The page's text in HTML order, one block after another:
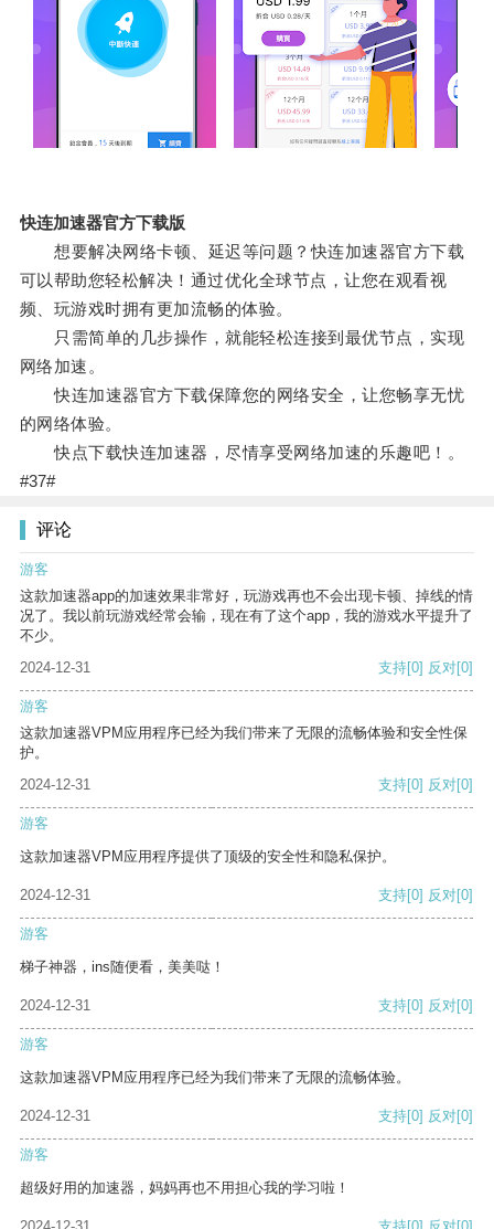
快连加速器官方下载版
想要解决网络卡顿、延迟等问题？快连加速器官方下载
可以帮助您轻松解决！通过优化全球节点，让您在观看视
频、玩游戏时拥有更加流畅的体验。
只需简单的几步操作，就能轻松连接到最优节点，实现
网络加速。
快连加速器官方下载保障您的网络安全，让您畅享无忧
的网络体验。
快点下载快连加速器，尽情享受网络加速的乐趣吧！。
#37#
评论
游客
这款加速器app的加速效果非常好，玩游戏再也不会出现卡顿、掉线的情
况了。我以前玩游戏经常会输，现在有了这个app，我的游戏水平提升了
不少。
2024-12-31
支持[0] 反对[0]
游客
这款加速器VPM应用程序已经为我们带来了无限的流畅体验和安全性保
护。
2024-12-31
支持[0] 反对[0]
游客
这款加速器VPM应用程序提供了顶级的安全性和隐私保护。
2024-12-31 支持[0] 反对[0]
游客
梯子神器，ins随便看，美美哒！
2024-12-31 支持[0] 反对[0]
游客
这款加速器VPM应用程序已经为我们带来了无限的流畅体验。
2024-12-31 支持[0] 反对[0]
游客
超级好用的加速器，妈妈再也不用担心我的学习啦！